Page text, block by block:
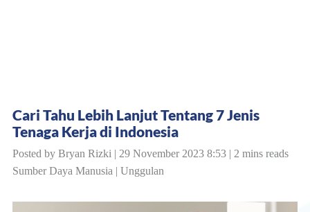
Cari Tahu Lebih Lanjut Tentang 7 Jenis
Tenaga Kerja di Indonesia
Posted by Bryan Rizki | 29 November 2023 8:53 | 2 mins reads
Sumber Daya Manusia | Unggulan